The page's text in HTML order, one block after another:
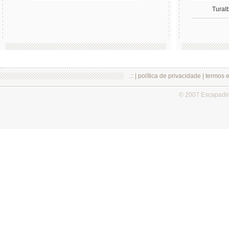
.:: | política de privacidade termos
© 2007